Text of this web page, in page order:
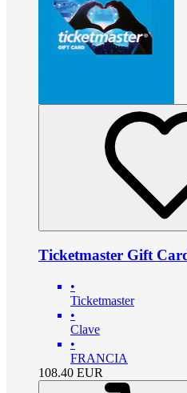
Ticketmaster Gift
•
Ticketmaster
•
Clave
•
FRANCIA
108.40 EUR